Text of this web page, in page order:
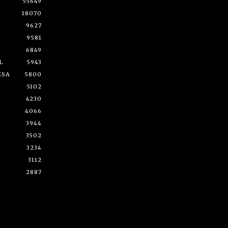
18070
9627
9581
6849
5943
5800
5102
4230
4066
3944
3502
3234
3112
2887